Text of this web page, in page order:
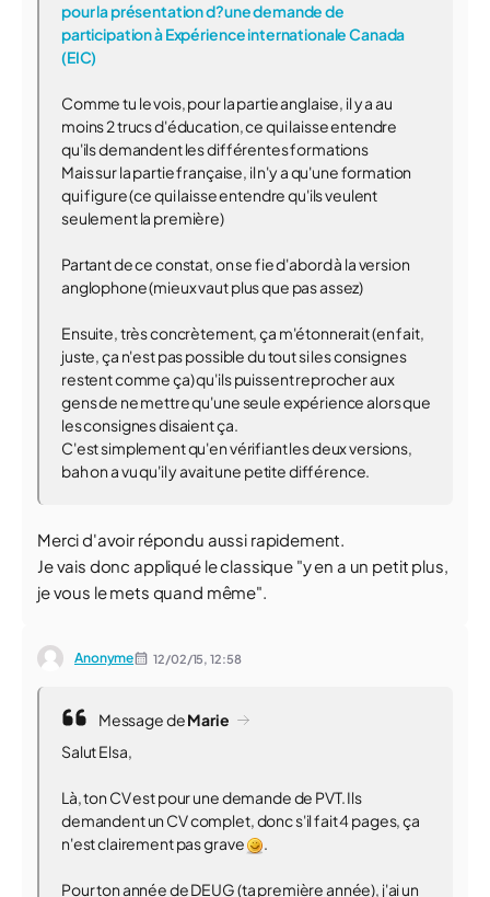
pour la présentation d?une demande de
participation à Expérience internationale Canada
(EIC)
Comme tu le vois, pour la partie anglaise, il y a au
moins 2 trucs d'éducation, ce qui laisse entendre
qu'ils demandent les différentes formations
Mais sur la partie française, il n'y a qu'une formation
qui figure (ce qui laisse entendre qu'ils veulent
seulement la première)
Partant de ce constat, on se fie d'abord à la version
anglophone (mieux vaut plus que pas assez)
Ensuite, très concrètement, ça m'étonnerait (en fait,
juste, ça n'est pas possible du tout si les consignes
restent comme ça) qu'ils puissent reprocher aux
gens de ne mettre qu'une seule expérience alors que
les consignes disaient ça.
C'est simplement qu'en vérifiant les deux versions,
bah on a vu qu'il y avait une petite différence.
Merci d'avoir répondu aussi rapidement.
Je vais donc appliqué le classique "y en a un petit plus,
je vous le mets quand même".
Anonyme 12/02/15,12:58
Message deMarie
Salut Elsa,
Là, ton CV est pour une demande de PVT. Ils
demandent un CV complet, donc s'il fait 4 pages, ça
n'est clairement pas grave
.
Pour ton année de DEUG (ta première année), j'ai un